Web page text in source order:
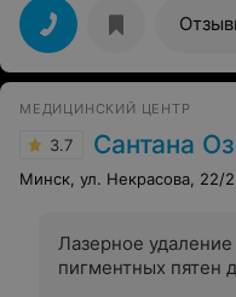
снова!!!
МЕДИЦИНСКИЙ ЦЕНТР
3.7 Сантана
Минск, ул. Некрасова, 22/2
Лазерное удаление
пигментных пятен